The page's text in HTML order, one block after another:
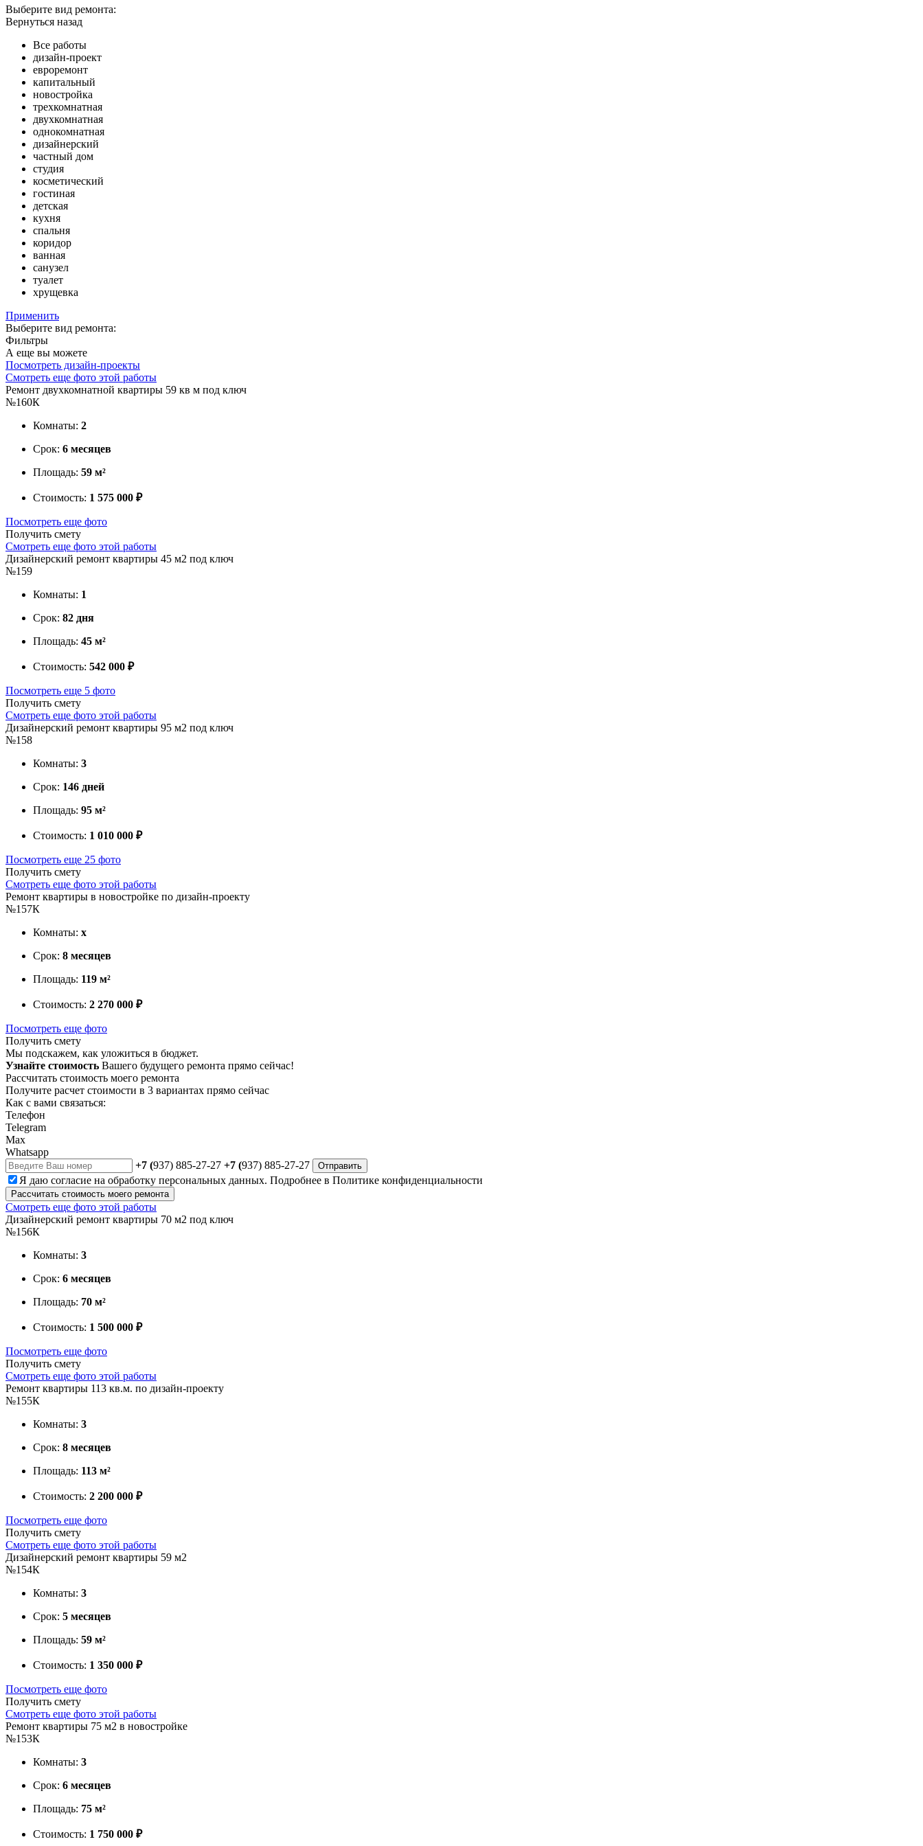
Выберите вид ремонта:
Вернуться назад
Все работы
дизайн-проект
евроремонт
капитальный
новостройка
трехкомнатная
двухкомнатная
однокомнатная
дизайнерский
частный дом
студия
косметический
гостиная
детская
кухня
спальня
коридор
ванная
санузел
туалет
хрущевка
Применить
Выберите вид ремонта:
Фильтры
А еще вы можете
Посмотреть дизайн-проекты
Смотреть еще фото этой работы
Ремонт двухкомнатной квартиры 59 кв м под ключ
№160К
Комнаты: 2
Срок: 6 месяцев
Площадь: 59 м²
Стоимость: 1 575 000 ₽
Посмотреть еще фото
Получить смету
Смотреть еще фото этой работы
Дизайнерский ремонт квартиры 45 м2 под ключ
№159
Комнаты: 1
Срок: 82 дня
Площадь: 45 м²
Стоимость: 542 000 ₽
Посмотреть еще 5 фото
Получить смету
Смотреть еще фото этой работы
Дизайнерский ремонт квартиры 95 м2 под ключ
№158
Комнаты: 3
Срок: 146 дней
Площадь: 95 м²
Стоимость: 1 010 000 ₽
Посмотреть еще 25 фото
Получить смету
Смотреть еще фото этой работы
Ремонт квартиры в новостройке по дизайн-проекту
№157К
Комнаты: х
Срок: 8 месяцев
Площадь: 119 м²
Стоимость: 2 270 000 ₽
Посмотреть еще фото
Получить смету
Мы подскажем, как уложиться в бюджет.
Узнайте стоимость Вашего будущего ремонта прямо сейчас!
Рассчитать стоимость моего ремонта
Получите расчет стоимости в 3 вариантах прямо сейчас
Как с вами связаться:
Телефон
Telegram
Max
Whatsapp
+7 (937) 885-27-27 +7 (937) 885-27-27 Отправить
Я даю согласие на обработку персональных данных. Подробнее в Политике конфиденциальности
Рассчитать стоимость моего ремонта
Смотреть еще фото этой работы
Дизайнерский ремонт квартиры 70 м2 под ключ
№156К
Комнаты: 3
Срок: 6 месяцев
Площадь: 70 м²
Стоимость: 1 500 000 ₽
Посмотреть еще фото
Получить смету
Смотреть еще фото этой работы
Ремонт квартиры 113 кв.м. по дизайн-проекту
№155К
Комнаты: 3
Срок: 8 месяцев
Площадь: 113 м²
Стоимость: 2 200 000 ₽
Посмотреть еще фото
Получить смету
Смотреть еще фото этой работы
Дизайнерский ремонт квартиры 59 м2
№154К
Комнаты: 3
Срок: 5 месяцев
Площадь: 59 м²
Стоимость: 1 350 000 ₽
Посмотреть еще фото
Получить смету
Смотреть еще фото этой работы
Ремонт квартиры 75 м2 в новостройке
№153К
Комнаты: 3
Срок: 6 месяцев
Площадь: 75 м²
Стоимость: 1 750 000 ₽